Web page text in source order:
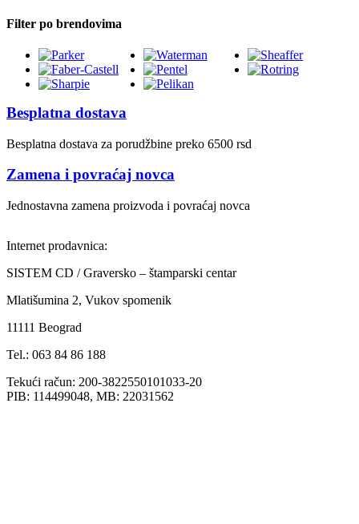
Filter po brendovima
Besplatna dostava
Besplatna dostava za porudžbine preko 6500 rsd
Zamena i povraćaj novca
Jednostavna zamena proizvoda i povraćaj novca
Internet prodavnica:
SISTEM CD / Graversko – štamparski centar
Mlatišumina 2, Vukov spomenik
11111 Beograd
Tel.: 063 84 86 188
Tekući račun: 200-3822550101033-20
PIB: 114499048, MB: 22031562